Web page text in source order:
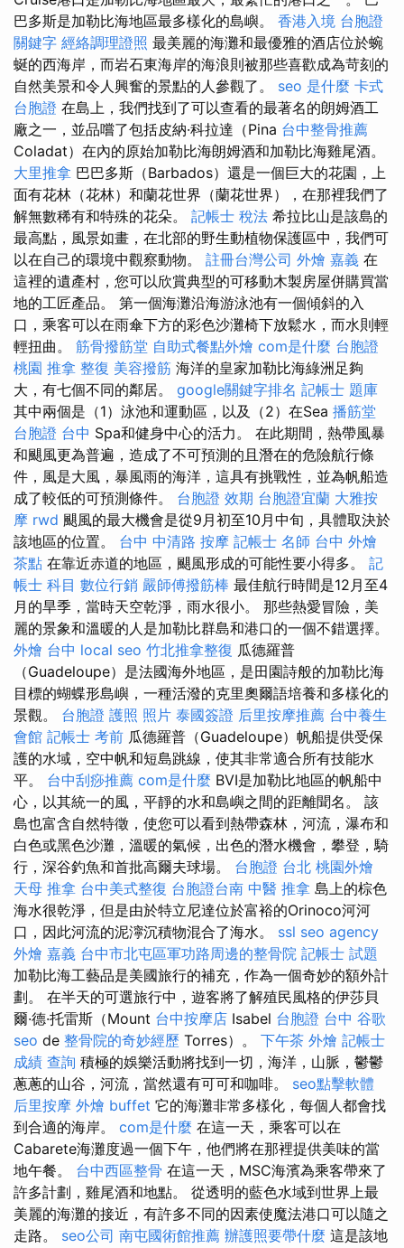
巴多斯是加勒比海地區最多樣化的島嶼。 香港入境 台胞證
關鍵字 經絡調理證照 最美麗的海灘和最優雅的酒店位於蜿
蜒的西海岸，而岩石東海岸的海浪則被那些喜歡成為苛刻的
自然美景和令人興奮的景點的人參觀了。 seo 是什麼 卡式
台胞證 在島上，我們找到了可以查看的最著名的朗姆酒工
廠之一，並品嚐了包括皮納·科拉達（Pina 台中整骨推薦
Coladat）在內的原始加勒比海朗姆酒和加勒比海雞尾酒。
大里推拿 巴巴多斯（Barbados）還是一個巨大的花園，上
面有花林（花林）和蘭花世界（蘭花世界），在那裡我們了
解無數稀有和特殊的花朵。 記帳士 稅法 希拉比山是該島的
最高點，風景如畫，在北部的野生動植物保護區中，我們可
以在自己的環境中觀察動物。 註冊台灣公司 外燴 嘉義 在
這裡的遺產村，您可以欣賞典型的可移動木製房屋併購買當
地的工匠產品。 第一個海灘沿海游泳池有一個傾斜的入
口，乘客可以在雨傘下方的彩色沙灘椅下放鬆水，而水則輕
輕扭曲。 筋骨撥筋堂 自助式餐點外燴 com是什麼 台胞證
桃園 推拿 整復 美容撥筋 海洋的皇家加勒比海綠洲足夠
大，有七個不同的鄰居。 google關鍵字排名 記帳士 題庫
其中兩個是（1）泳池和運動區，以及（2）在Sea 播筋堂
台胞證 台中 Spa和健身中心的活力。 在此期間，熱帶風暴
和颶風更為普遍，造成了不可預測的且潛在的危險航行條
件，風是大風，暴風雨的海洋，這具有挑戰性，並為帆船造
成了較低的可預測條件。 台胞證 效期 台胞證宜蘭 大雅按
摩 rwd 颶風的最大機會是從9月初至10月中旬，具體取決於
該地區的位置。 台中 中清路 按摩 記帳士 名師 台中 外燴
茶點 在靠近赤道的地區，颶風形成的可能性要小得多。 記
帳士 科目 數位行銷 嚴師傅撥筋棒 最佳航行時間是12月至4
月的旱季，當時天空乾淨，雨水很小。 那些熱愛冒險，美
麗的景象和溫暖的人是加勒比群島和港口的一個不錯選擇。
外燴 台中 local seo 竹北推拿整復 瓜德羅普
（Guadeloupe）是法國海外地區，是田園詩般的加勒比海
目標的蝴蝶形島嶼，一種活潑的克里奧爾語培養和多樣化的
景觀。 台胞證 護照 照片 泰國簽證 后里按摩推薦 台中養生
會館 記帳士 考前 瓜德羅普（Guadeloupe）帆船提供受保
護的水域，空中帆和短島跳線，使其非常適合所有技能水
平。 台中刮痧推薦 com是什麼 BVI是加勒比地區的帆船中
心，以其統一的風，平靜的水和島嶼之間的距離聞名。 該
島也富含自然特徵，使您可以看到熱帶森林，河流，瀑布和
白色或黑色沙灘，溫暖的氣候，出色的潛水機會，攀登，騎
行，深谷釣魚和首批高爾夫球場。 台胞證 台北 桃園外燴
天母 推拿 台中美式整復 台胞證台南 中醫 推拿 島上的棕色
海水很乾淨，但是由於特立尼達位於富裕的Orinoco河河
口，因此河流的泥濘沉積物混合了海水。 ssl seo agency
外燴 嘉義 台中市北屯區軍功路周邊的整骨院 記帳士 試題
加勒比海工藝品是美國旅行的補充，作為一個奇妙的額外計
劃。 在半天的可選旅行中，遊客將了解殖民風格的伊莎貝
爾·德·托雷斯（Mount 台中按摩店 Isabel 台胞證 台中 谷歌
seo de 整骨院的奇妙經歷 Torres）。 下午茶 外燴 記帳士
成績 查詢 積極的娛樂活動將找到一切，海洋，山脈，鬱鬱
蔥蔥的山谷，河流，當然還有可可和咖啡。 seo點擊軟體
后里按摩 外燴 buffet 它的海灘非常多樣化，每個人都會找
到合適的海岸。 com是什麼 在這一天，乘客可以在
Cabarete海灘度過一個下午，他們將在那裡提供美味的當
地午餐。 台中西區整骨 在這一天，MSC海濱為乘客帶來了
許多計劃，雞尾酒和地點。 從透明的藍色水域到世界上最
美麗的海灘的接近，有許多不同的因素使魔法港口可以隨之
走路。 seo公司 南屯國術館推薦 辦護照要帶什麼 這是該地